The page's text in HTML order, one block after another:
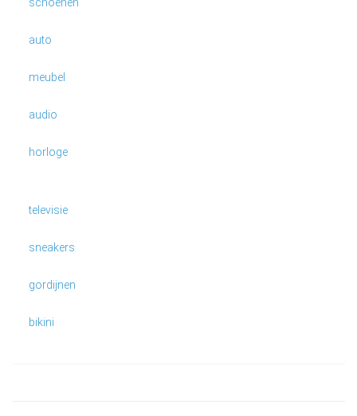
auto
meubel
audio
horloge
televisie
sneakers
gordijnen
bikini